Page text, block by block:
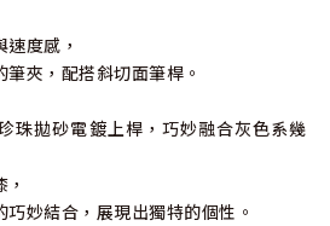
度感，
夾，配搭斜切面筆桿。
珠拋砂電鍍上桿，巧妙融合灰色系幾
妙結合，展現出獨特的個性。